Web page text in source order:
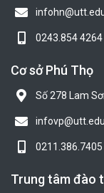
0243.854 4264
Cơ sở Phú Thọ
Số 278 Lam
0211.386.7405
Trung tâm đào